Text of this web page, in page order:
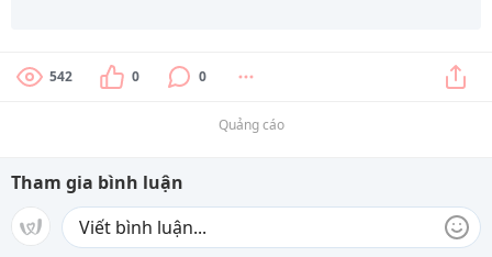
542 0 0
Quảng cáo
Tham gia bình luận